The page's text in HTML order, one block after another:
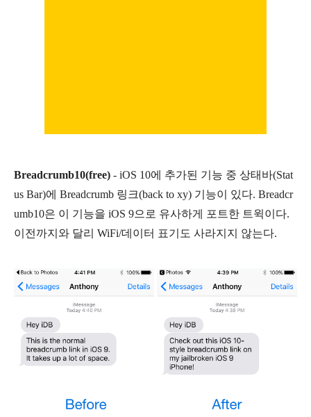
Breadcrumb10(free) - iOS 10에 추가된 기능 중 상태바(Stat
us Bar)에 Breadcrumb 링크(back to xy) 기능이 있다. Breadcr
umb10은 이 기능을 iOS 9으로 유사하게 포트한 트윅이다.
이전까지와 달리 WiFi/데이터 표기도 사라지지 않는다.